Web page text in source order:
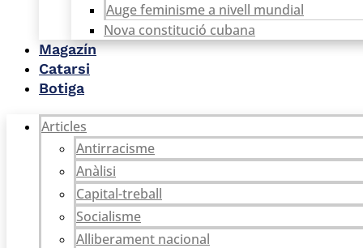
Auge feminisme a nivell mundial
Nova constitució cubana
Magazín
Catarsi
Botiga
Articles
Antirracisme
Anàlisi
Capital-treball
Socialisme
Alliberament nacional